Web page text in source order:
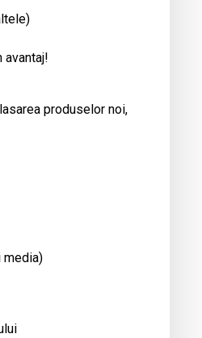
avantaj!
produselor noi,
media)